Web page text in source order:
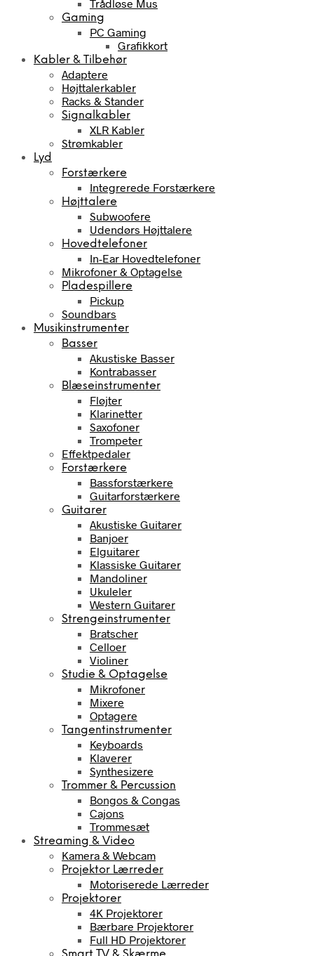
Trådløse Mus
Gaming
PC Gaming
Grafikkort
Kabler & Tilbehør
Adaptere
Højttalerkabler
Racks & Stander
Signalkabler
XLR Kabler
Strømkabler
Lyd
Forstærkere
Integrerede Forstærkere
Højttalere
Subwoofere
Udendørs Højttalere
Hovedtelefoner
In-Ear Hovedtelefoner
Mikrofoner & Optagelse
Pladespillere
Pickup
Soundbars
Musikinstrumenter
Basser
Akustiske Basser
Kontrabasser
Blæseinstrumenter
Fløjter
Klarinetter
Saxofoner
Trompeter
Effektpedaler
Forstærkere
Bassforstærkere
Guitarforstærkere
Guitarer
Akustiske Guitarer
Banjoer
Elguitarer
Klassiske Guitarer
Mandoliner
Ukuleler
Western Guitarer
Strengeinstrumenter
Bratscher
Celloer
Violiner
Studie & Optagelse
Mikrofoner
Mixere
Optagere
Tangentinstrumenter
Keyboards
Klaverer
Synthesizere
Trommer & Percussion
Bongos & Congas
Cajons
Trommesæt
Streaming & Video
Kamera & Webcam
Projektor Lærreder
Motoriserede Lærreder
Projektorer
4K Projektorer
Bærbare Projektorer
Full HD Projektorer